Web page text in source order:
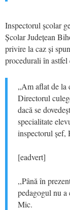
Inspectorul școlar
Școlar Județean
privire la caz și
procedurali în astfel
„Am aflat de la
Directorul
dacă se
specialitate
inspectorul șef,
[eadvert]
,,Până în
pedagogul nu a
Mic.